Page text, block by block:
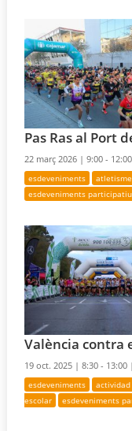
Pas Ras al Port
22 març 2026 |9:00 -
esdeveniments atletisme
esdeveniments
València contra
19 oct. 2025 |8:30 - 13:00 |
esdeveniments actividad
escolar
esdeveniments